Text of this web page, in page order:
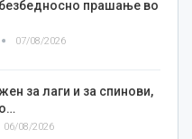
прашање во
07/08/2026
за лаги и за спинови,
06/08/2026